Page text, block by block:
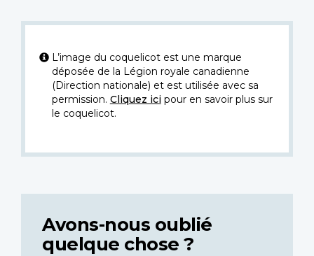
L’image du coquelicot est une marque
déposée de la Légion royale canadienne
(Direction nationale) et est utilisée avec sa
permission. Cliquez icipour en savoir plus sur
le coquelicot.
Avons-nous oublié
quelque chose ?